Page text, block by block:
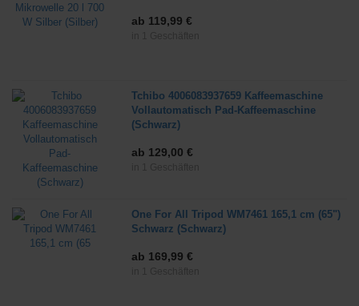
ab 119,99 €
Tchibo 4006083937659 Kaffeemaschine
Vollautomatisch Pad-Kaffeemaschine
(Schwarz)
ab 129,00 €
One For All Tripod WM7461 165,1 cm (65")
Schwarz (Schwarz)
ab 169,99 €